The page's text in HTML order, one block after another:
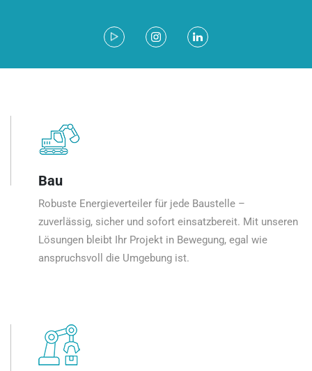
Bau
Robuste Energieverteiler für jede Baustelle –
zuverlässig, sicher und sofort einsatzbereit. Mit unseren
Lösungen bleibt Ihr Projekt in Bewegung, egal wie
anspruchsvoll die Umgebung ist.